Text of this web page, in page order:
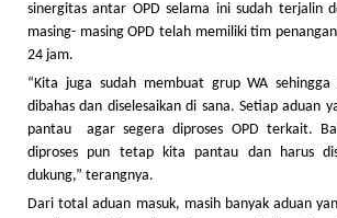
sinergitas antar OPD selama ini sudah terjalin
masing- masing OPD telah memiliki tim
24 jam.
“Kita juga sudah membuat grup WA sehingga
dibahas dan diselesaikan di sana. Setiap aduan
pantau agar segera diproses OPD terkait.
diproses pun tetap kita pantau dan harus
dukung,” terangnya.
Dari total aduan masuk, masih banyak aduan